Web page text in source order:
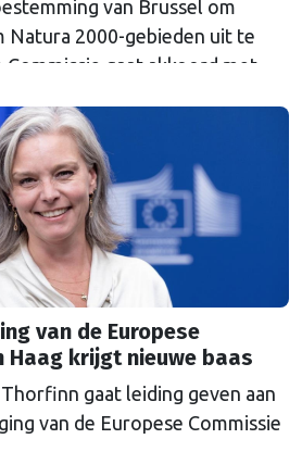
van Brussel om
Natura 2000-gebieden uit te
Commissie gaat akkoord met
van de Europese
Haag krijgt nieuwe baas
gaat leiding geven aan
van de Europese Commissie